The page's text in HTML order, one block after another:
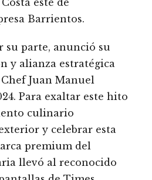
Barrientos.
su parte, anunció su
y alianza estratégica
Juan Manuel
Para exaltar este hito
culinario
y celebrar esta
premium del
llevó al reconocido